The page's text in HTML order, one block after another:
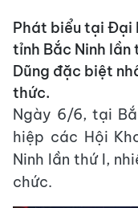
Phát biểu tại Đại
tỉnh Bắc Ninh lần
Dũng đặc biệt
thức.
Ngày 6/6, tại
hiệp các Hội
Ninh lần thứ I,
chức.